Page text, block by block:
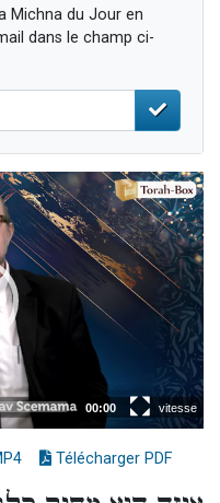
Michna du Jour en
dans le champ ci-
Télécharger PDF